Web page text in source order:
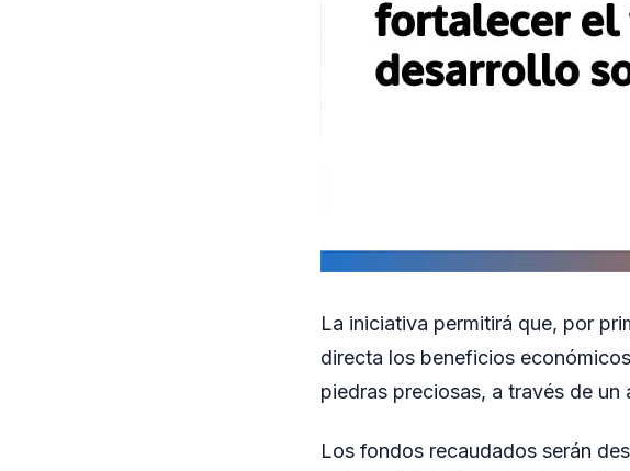
La iniciativa permitirá que, por
directa los beneficios
piedras preciosas, a través de
Los fondos recaudados serán